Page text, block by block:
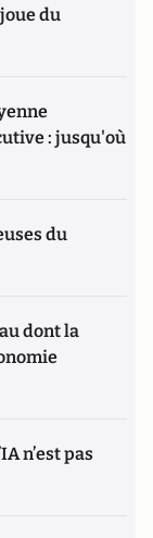
du
: jusqu'où
du
dont la
n’est pas